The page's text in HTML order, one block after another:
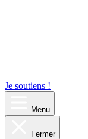
Je soutiens !
Menu
Fermer